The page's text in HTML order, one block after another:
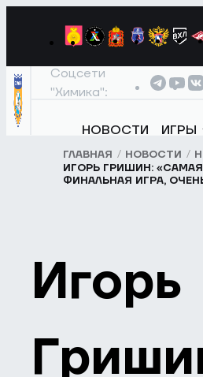
Соцсети
"Химика":
НОВОСТИ ИГРЫ
ГЛАВНАЯ НОВОСТИ
ИГОРЬ ГРИШИН:
ФИНАЛЬНАЯ ИГРА,
Игорь